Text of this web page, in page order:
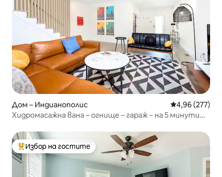
Дом – Индианополис Средна
4,96 (277)
Хидромасажна вана – огнище – гараж – на 5 минути
Най-популярен избор на гостите
Избор на гостите